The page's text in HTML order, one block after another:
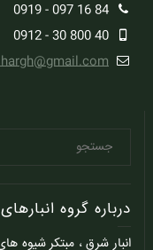
84 16 097 - 0919
40 800 30 - 0912
درباره گروه
انبار شرق ، مبتکر شیوه